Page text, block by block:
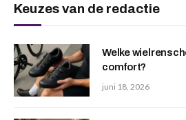
Keuzes van de redactie
Welke
comfort?
juni 18, 2026